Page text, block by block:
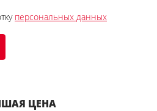
персональных данных
ЦЕНА